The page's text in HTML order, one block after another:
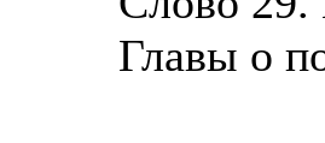
Главы о